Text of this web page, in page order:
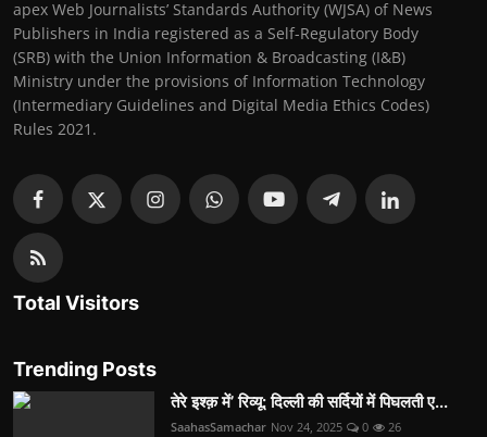
apex Web Journalists’ Standards Authority (WJSA) of News
Publishers in India registered as a Self-Regulatory Body
(SRB) with the Union Information & Broadcasting (I&B)
Ministry under the provisions of Information Technology
(Intermediary Guidelines and Digital Media Ethics Codes)
Rules 2021.
Total Visitors
Trending Posts
तेरे इश्क़ में’ रिव्यू: दिल्ली की सर्दियों में पिघलती ए...
SaahasSamachar Nov 24, 2025 0 26